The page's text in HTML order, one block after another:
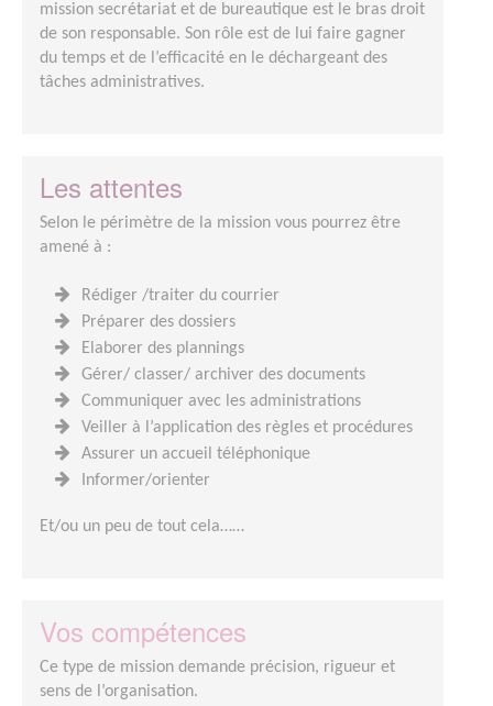
mission secrétariat et de bureautique est le bras droit
de son responsable. Son rôle est de lui faire gagner
du temps et de l’efficacité en le déchargeant des
tâches administratives.
Les attentes
Selon le périmètre de la mission vous pourrez être
amené à :
Rédiger /traiter du courrier
Préparer des dossiers
Elaborer des plannings
Gérer/ classer/ archiver des documents
Communiquer avec les administrations
Veiller à l’application des règles et procédures
Assurer un accueil téléphonique
Informer/orienter
Et/ou un peu de tout cela……
Vos compétences
Ce type de mission demande précision, rigueur et
sens de l’organisation.